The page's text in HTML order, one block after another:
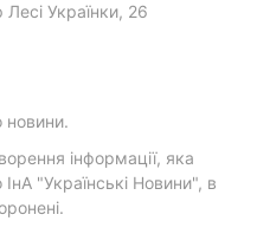
Українки, 26
новини.
інформації, яка
"Українські Новини", в